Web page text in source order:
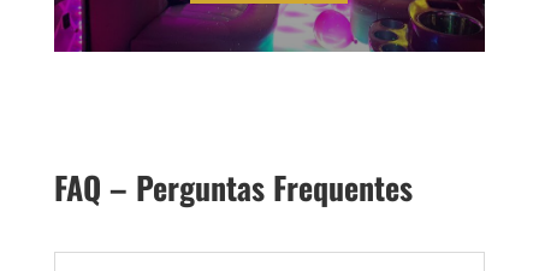
FAQ – Perguntas Frequentes